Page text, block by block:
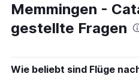
Memmingen -
gestellte Fragen
Wie beliebt sind Flüge